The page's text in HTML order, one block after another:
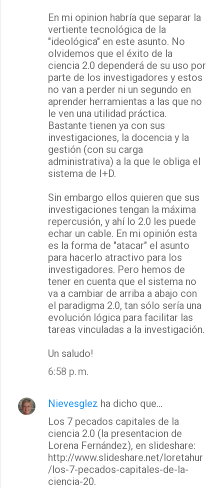
En mi opinion habría que separar la
vertiente tecnológica de la
"ideológica" en este asunto. No
olvidemos que el éxito de la
ciencia 2.0 dependerá de su uso por
parte de los investigadores y estos
no van a perder ni un segundo en
aprender herramientas a las que no
le ven una utilidad práctica.
Bastante tienen ya con sus
investigaciones, la docencia y la
gestión (con su carga
administrativa) a la que le obliga el
sistema de I+D.
Sin embargo ellos quieren que sus
investigaciones tengan la máxima
repercusión, y ahí lo 2.0 les puede
echar un cable. En mi opinión esta
es la forma de "atacar" el asunto
para hacerlo atractivo para los
investigadores. Pero hemos de
tener en cuenta que el sistema no
va a cambiar de arriba a abajo con
el paradigma 2.0, tan sólo sería una
evolución lógica para facilitar las
tareas vinculadas a la investigación.
Un saludo!
6:58 p. m.
Nievesglez ha dicho que…
Los 7 pecados capitales de la
ciencia 2.0 (la presentacion de
Lorena Fernández), en slideshare:
http://www.slideshare.net/loretahur
/los-7-pecados-capitales-de-la-
ciencia-20.